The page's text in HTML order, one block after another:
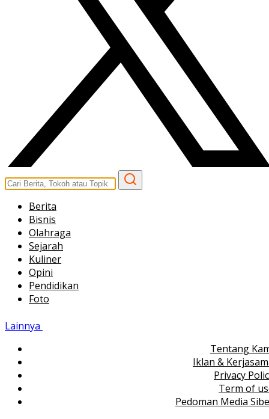
Berita
Bisnis
Olahraga
Sejarah
Kuliner
Opini
Pendidikan
Foto
Lainnya
Tentang
Iklan &
Privacy
Term of
Pedoman Media